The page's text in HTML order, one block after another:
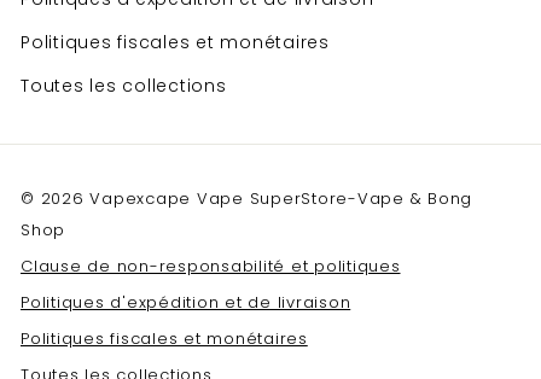
Politiques fiscales et monétaires
Toutes les collections
© 2026 Vapexcape Vape SuperStore-Vape & Bong
Shop
Clause de non-responsabilité et politiques
Politiques d'expédition et de livraison
Politiques fiscales et monétaires